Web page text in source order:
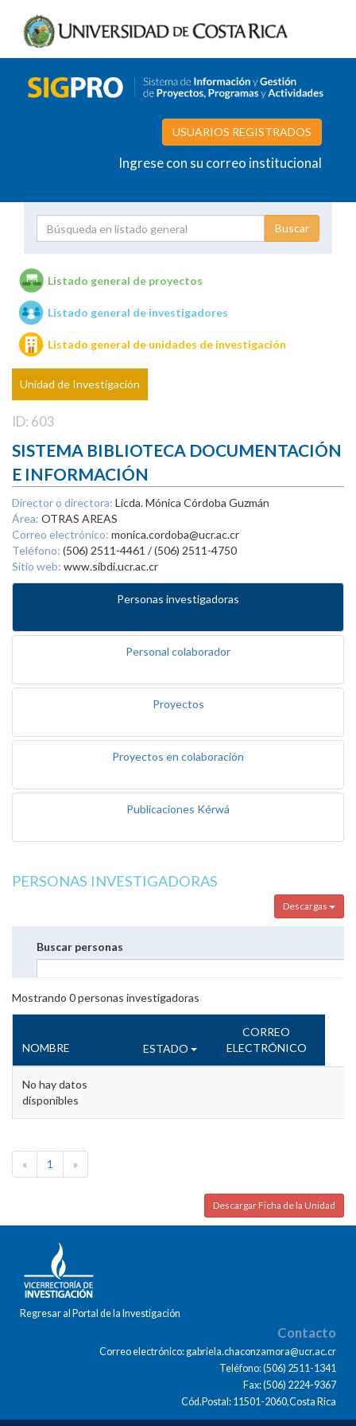
USUARIOS REGISTRADOS
Ingrese con su correo institucional
Unidades de investigación
Listado general de proyectos
Listado general de investigadores
Listado general de unidades de investigación
Unidad de Investigación
ID: 603
SISTEMA BIBLIOTECA DOCUMENTACIÓN
E INFORMACIÓN
Director o directora: Licda. Mónica Córdoba Guzmán
Área: OTRAS AREAS
Correo electrónico: monica.cordoba@ucr.ac.cr
Teléfono: (506) 2511-4461 / (506) 2511-4750
Sitio web: www.sibdi.ucr.ac.cr
Personas investigadoras
Personal colaborador
Proyectos
Proyectos en colaboración
Publicaciones Kérwá
PERSONAS INVESTIGADORAS
Descargas
Buscar personas
Mostrando 0personas investigadoras
NOMBRE ESTADO
CORREO
ELECTRÓNICO
No hay datos
disponibles
« 1 »
Descargar Ficha de la Unidad
Regresar al Portal de la Investigación
Contacto
Correo electrónico: gabriela.chaconzamora@ucr.ac.cr
Teléfono: (506) 2511-1341
Fax: (506) 2224-9367
Cód.Postal: 11501-2060,Costa Rica